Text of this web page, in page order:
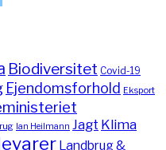
Biodiversitet Covid-19
Ejendomsforhold Eksport
Ian Heilmann Jagt Klima
Landbrug &